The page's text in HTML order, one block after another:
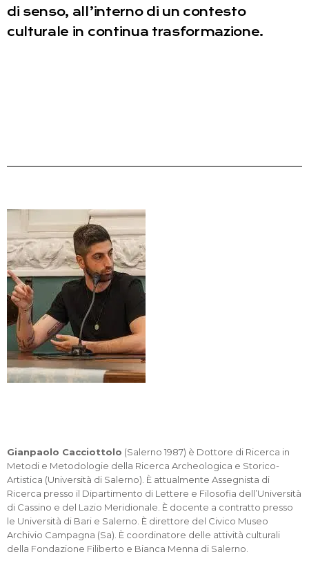
di senso, all’interno di un contesto
culturale in continua trasformazione.
Gianpaolo Cacciottolo (Salerno 1987) è Dottore di Ricerca in
Metodi e Metodologie della Ricerca Archeologica e Storico-
Artistica (Università di Salerno). È attualmente Assegnista di
Ricerca presso il Dipartimento di Lettere e Filosofia dell’Università
di Cassino e del Lazio Meridionale. È docente a contratto presso
le Università di Bari e Salerno. È direttore del Civico Museo
Archivio Campagna (Sa). È coordinatore delle attività culturali
della Fondazione Filiberto e Bianca Menna di Salerno.